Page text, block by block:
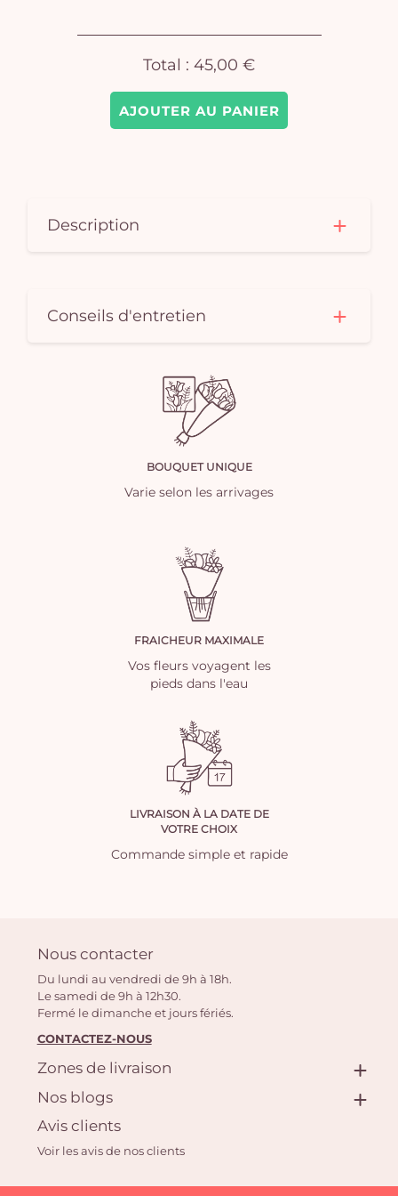
AJOUTER AU PANIER
Total : 45,00 €
Description
Conseils d'entretien
BOUQUET UNIQUE
Varie selon les arrivages
FRAICHEUR MAXIMALE
Vos fleurs voyagent les
pieds dans l'eau
LIVRAISON À LA DATE DE
VOTRE CHOIX
Commande simple et rapide
Nous contacter
Du lundi au vendredi de 9h à 18h.
Le samedi de 9h à 12h30.
Fermé le dimanche et jours fériés.
CONTACTEZ-NOUS
Zones de livraison
Nos blogs
Avis clients
Voir les avis de nos clients